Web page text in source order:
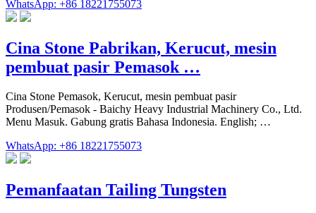
WhatsApp: +86 18221755073
Cina Stone Pabrikan, Kerucut, mesin
pembuat pasir Pemasok …
Cina Stone Pemasok, Kerucut, mesin pembuat pasir
Produsen/Pemasok - Baichy Heavy Industrial Machinery Co., Ltd.
Menu Masuk. Gabung gratis Bahasa Indonesia. English; …
WhatsApp: +86 18221755073
Pemanfaatan Tailing Tungsten